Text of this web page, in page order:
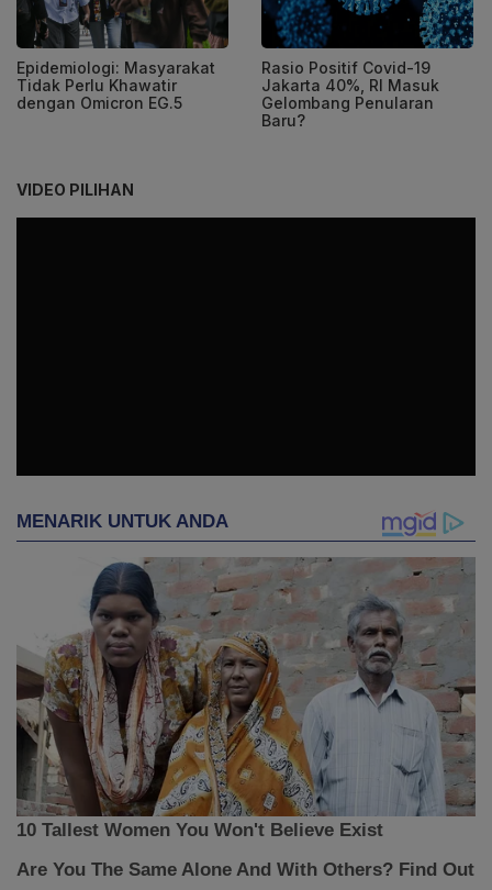
Epidemiologi: Masyarakat
Tidak Perlu Khawatir
dengan Omicron EG.5
Rasio Positif Covid-19
Jakarta 40%, RI Masuk
Gelombang Penularan
Baru?
VIDEO PILIHAN